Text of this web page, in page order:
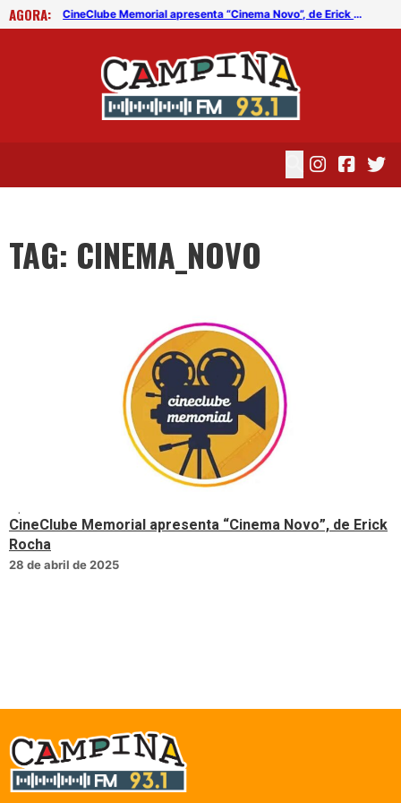
AGORA:
CineClube Memorial apresenta “Cinema Novo”, de Erick Rocha CineClube Memorial apresenta “Cinema Novo”, de Erick Rocha
TAG: CINEMA_NOVO
CineClube Memorial apresenta “Cinema Novo”, de Erick
Rocha
28 de abril de 2025